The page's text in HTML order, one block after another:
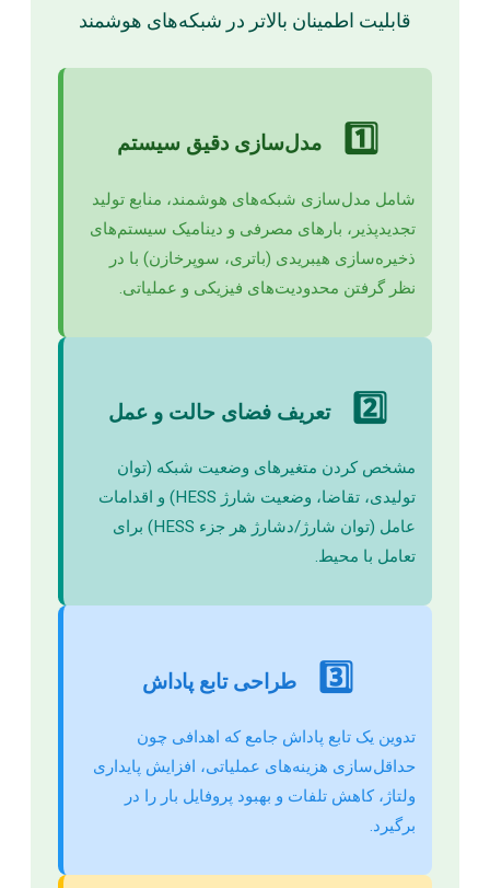
قابلیت اطمینان بالاتر در شبکه‌های هوشمند
1️⃣ مدل‌سازی دقیق سیستم
شامل مدل‌سازی شبکه‌های هوشمند، منابع تولید
تجدیدپذیر، بارهای مصرفی و دینامیک سیستم‌های
ذخیره‌سازی هیبریدی (باتری، سوپرخازن) با در
نظر گرفتن محدودیت‌های فیزیکی و عملیاتی.
2️⃣ تعریف فضای حالت و عمل
مشخص کردن متغیرهای وضعیت شبکه (توان
تولیدی، تقاضا، وضعیت شارژ HESS) و اقدامات
عامل (توان شارژ/دشارژ هر جزء HESS) برای
تعامل با محیط.
3️⃣ طراحی تابع پاداش
تدوین یک تابع پاداش جامع که اهدافی چون
حداقل‌سازی هزینه‌های عملیاتی، افزایش پایداری
ولتاژ، کاهش تلفات و بهبود پروفایل بار را در
برگیرد.